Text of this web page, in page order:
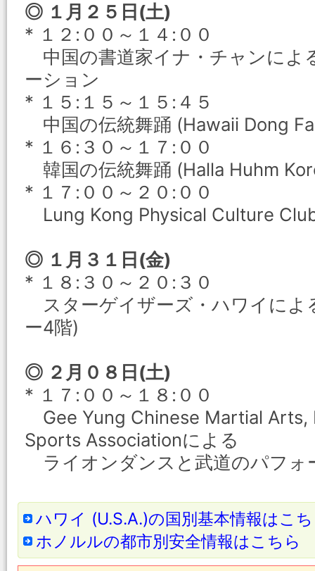
◎ １月２５日(土)
* １２:００～１４:００
中国の書道家イナ・チャンによ
ーション
* １５:１５～１５:４５
中国の伝統舞踊 (Hawaii Dong
* １６:３０～１７:００
韓国の伝統舞踊 (Halla Huhm
* １７:００～２０:００
Lung Kong Physical Culture
◎ １月３１日(金)
* １８:３０～２０:３０
スターゲイザーズ・ハワイによ
ー4階)
◎ ２月０８日(土)
* １７:００～１８:００
Gee Yung Chinese Martial Arts,
Sports Associationによる
ライオンダンスと武道のパフォ
ハワイ (U.S.A.)の国別基本情報はこ
ホノルルの都市別安全情報はこちら